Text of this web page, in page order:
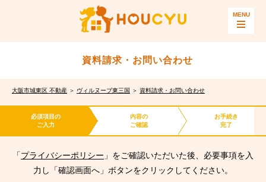
資料請求・お問い合わせ
大阪市城東区 不動産 ＞ ヴィルヌーブ東三国 ＞ 資料請求・お問い合わせ
必須項目の
ご入力
内容の
ご確認
お手続き
完了
「プライバシーポリシー 」をご確認いただいた後、必要事項を入
力し「確認画面へ」ボタンをクリックしてください。